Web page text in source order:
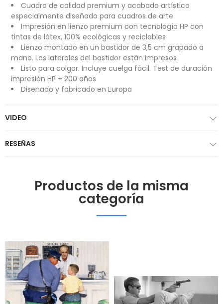
Cuadro de calidad premium y acabado artístico
especialmente diseñado para cuadros de arte
Impresión en lienzo premium con tecnología HP con
tintas de látex, 100% ecológicas y reciclables
Lienzo montado en un bastidor de 3,5 cm grapado a
mano. Los laterales del bastidor están impresos
Listo para colgar. Incluye cuelga fácil. Test de duración
impresión HP + 200 años
Diseñado y fabricado en Europa
VIDEO
RESEÑAS
Productos de la misma
categoría